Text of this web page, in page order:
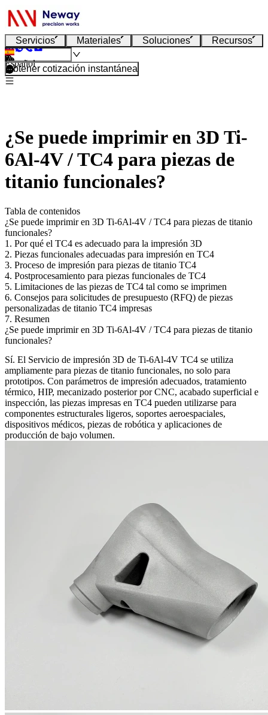
Servicios Materiales Soluciones Recursos
Español
Obtener cotización instantánea
¿Se puede imprimir en 3D Ti-
6Al-4V / TC4 para piezas de
titanio funcionales?
Tabla de contenidos
¿Se puede imprimir en 3D Ti-6Al-4V / TC4 para piezas de titanio
funcionales?
1. Por qué el TC4 es adecuado para la impresión 3D
2. Piezas funcionales adecuadas para impresión en TC4
3. Proceso de impresión para piezas de titanio TC4
4. Postprocesamiento para piezas funcionales de TC4
5. Limitaciones de las piezas de TC4 tal como se imprimen
6. Consejos para solicitudes de presupuesto (RFQ) de piezas
personalizadas de titanio TC4 impresas
7. Resumen
¿Se puede imprimir en 3D Ti-6Al-4V / TC4 para piezas de titanio
funcionales?
Sí. El Servicio de impresión 3D de Ti-6Al-4V TC4 se utiliza
ampliamente para piezas de titanio funcionales, no solo para
prototipos. Con parámetros de impresión adecuados, tratamiento
térmico, HIP, mecanizado posterior por CNC, acabado superficial e
inspección, las piezas impresas en TC4 pueden utilizarse para
componentes estructurales ligeros, soportes aeroespaciales,
dispositivos médicos, piezas de robótica y aplicaciones de
producción de bajo volumen.